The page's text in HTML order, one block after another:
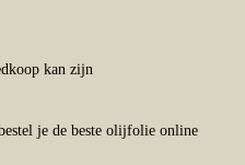
kan zijn
je de beste olijfolie online